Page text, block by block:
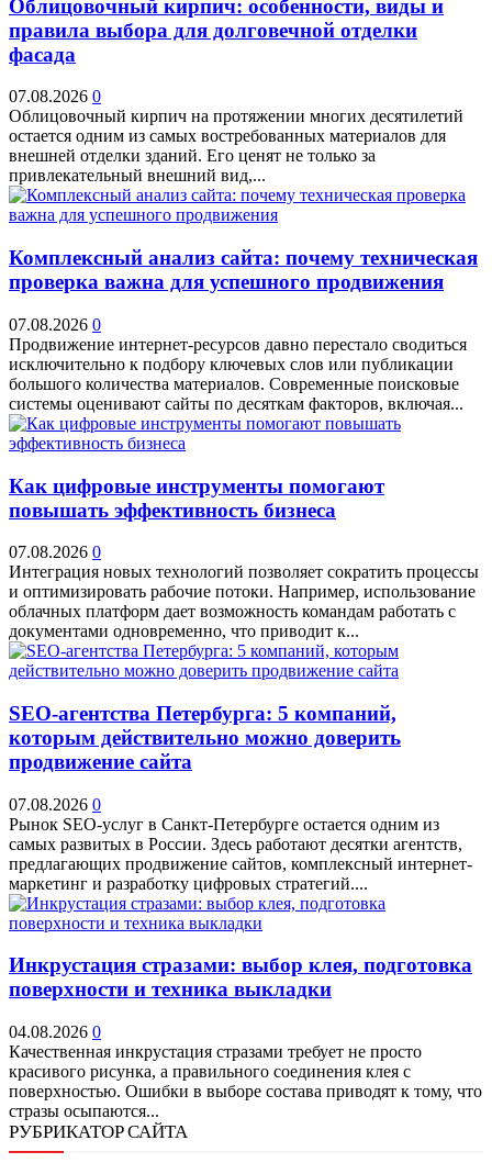
Облицовочный кирпич: особенности, виды и
правила выбора для долговечной отделки
фасада
07.08.2026 0
Облицовочный кирпич на протяжении многих десятилетий
остается одним из самых востребованных материалов для
внешней отделки зданий. Его ценят не только за
привлекательный внешний вид,...
Комплексный анализ сайта: почему техническая
проверка важна для успешного продвижения
07.08.2026 0
Продвижение интернет-ресурсов давно перестало сводиться
исключительно к подбору ключевых слов или публикации
большого количества материалов. Современные поисковые
системы оценивают сайты по десяткам факторов, включая...
Как цифровые инструменты помогают
повышать эффективность бизнеса
07.08.2026 0
Интеграция новых технологий позволяет сократить процессы
и оптимизировать рабочие потоки. Например, использование
облачных платформ дает возможность командам работать с
документами одновременно, что приводит к...
SEO-агентства Петербурга: 5 компаний,
которым действительно можно доверить
продвижение сайта
07.08.2026 0
Рынок SEO-услуг в Санкт-Петербурге остается одним из
самых развитых в России. Здесь работают десятки агентств,
предлагающих продвижение сайтов, комплексный интернет-
маркетинг и разработку цифровых стратегий....
Инкрустация стразами: выбор клея, подготовка
поверхности и техника выкладки
04.08.2026 0
Качественная инкрустация стразами требует не просто
красивого рисунка, а правильного соединения клея с
поверхностью. Ошибки в выборе состава приводят к тому, что
стразы осыпаются...
РУБРИКАТОР САЙТА